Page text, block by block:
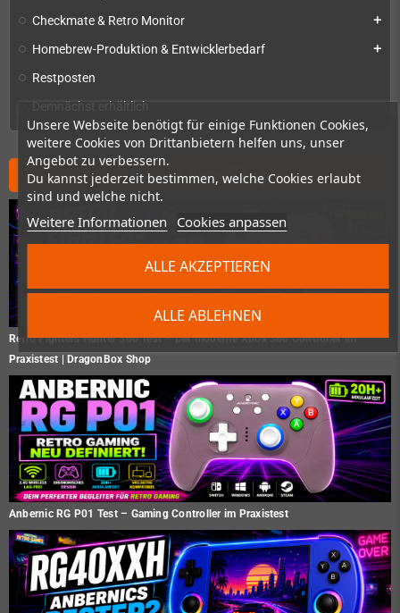
Unsere Webseite benötigt für einige Funktionen Cookies,
weitere Cookies von Drittanbietern helfen uns, unser
Angebot zu verbessern.
Du kannst jederzeit bestimmen, welche Cookies erlaubt
sind und welche nicht.
Weitere Informationen Cookies anpassen
ALLE ABLEHNEN
ALLE AKZEPTIEREN
Checkmate & Retro Monitor add
Homebrew-Produktion & Entwicklerbedarf add
Restposten
Demnächst erhältlich
Neues vom Shop
Retro Fighters Hunter 360 Test – Der moderne Xbox 360 Controller im
Praxistest | DragonBox Shop
Anbernic RG P01 Test – Gaming Controller im Praxistest